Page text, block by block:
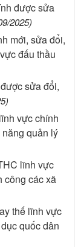
được sửa
2025)
mới, sửa đổi,
đấu thầu
sửa đổi,
vực chính
quản lý
lĩnh vực
công các xã
thế lĩnh vực
quốc dân